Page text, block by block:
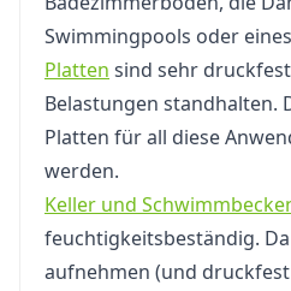
Swimmingpools oder
Platten sind sehr
Belastungen standhalten.
Platten für all diese
werden.
Keller und
feuchtigkeitsbeständig.
aufnehmen (und